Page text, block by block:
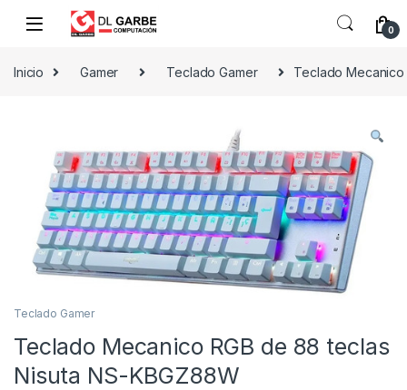
0
Inicio Gamer Teclado Gamer Teclado Mecanico
Teclado Gamer
Teclado Mecanico RGB de 88 teclas
Nisuta NS-KBGZ88W